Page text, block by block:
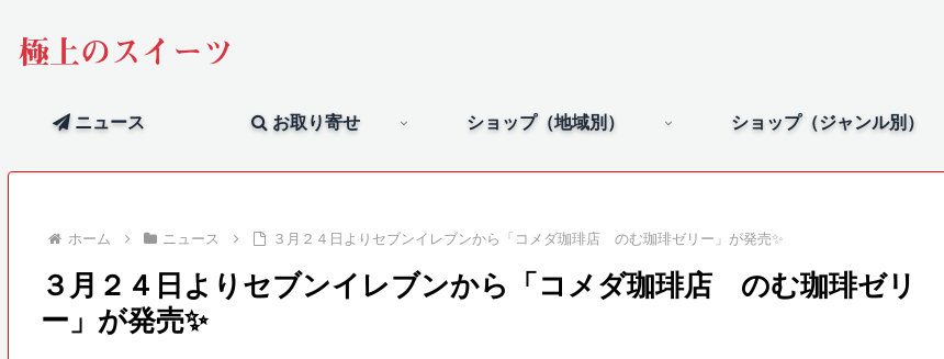
極上のスイーツ
ニュース お取り寄せ ショップ（地域別） ショップ（ジャンル別）
ホーム ニュース ３月２４日よりセブンイレブンから「コメダ珈琲店 のむ珈琲ゼリー」が発売✨
３月２４日よりセブンイレブンから「コメダ珈琲店 のむ珈琲ゼリ
ー」が発売✨